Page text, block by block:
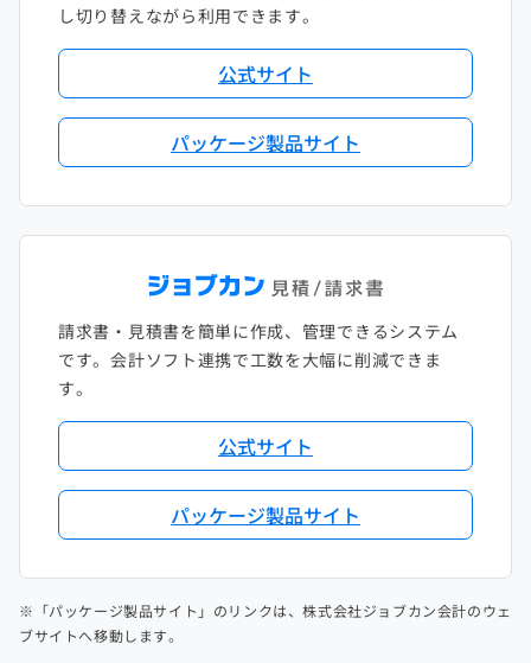
し切り替えながら利用できます。
公式サイト
パッケージ製品サイト
請求書・見積書を簡単に作成、管理できるシステム
です。会計ソフト連携で工数を大幅に削減できま
す。
公式サイト
パッケージ製品サイト
※「パッケージ製品サイト」のリンクは、株式会社ジョブカン会計のウェ
ブサイトへ移動します。